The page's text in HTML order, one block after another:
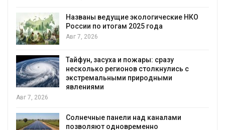
Названы ведущие экологические НКО
России по итогам 2025 года
Авг 7, 2026
Тайфун, засуха и пожары: сразу
несколько регионов столкнулись с
экстремальными природными
явлениями
Авг 7, 2026
Солнечные панели над каналами
позволяют одновременно